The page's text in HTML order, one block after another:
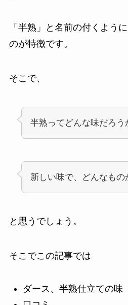
「半熟」と名前の付くよう
のが特徴です。
そこで、
半熟ってどんな味だろう
新しい味で、どんなもの
と思うでしょう。
そこでこの記事では
ダース、半熟仕立ての味